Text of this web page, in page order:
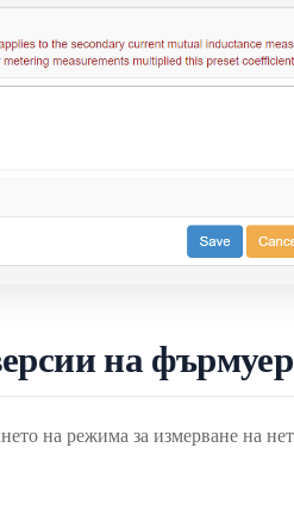
на
на режима за измерване на